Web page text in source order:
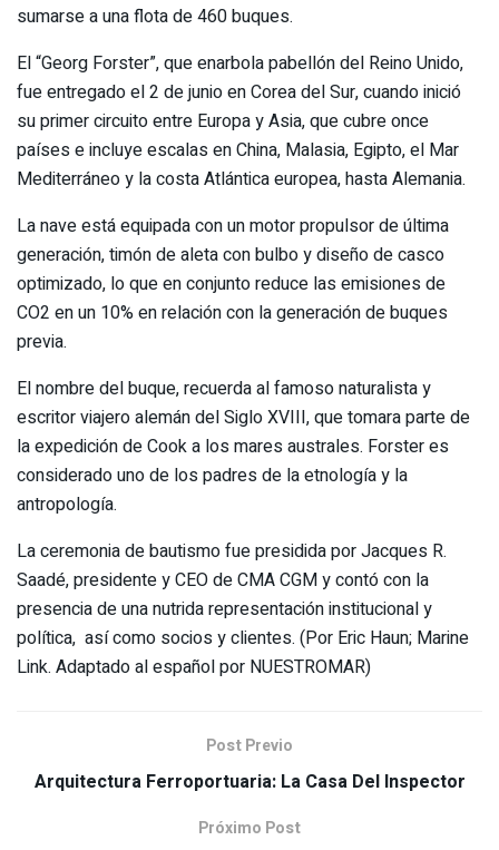
sumarse a unaflotade 460 buques.
El “Georg Forster”, que enarbola pabellón del Reino Unido,
fue entregado el 2 de junio en Corea del Sur, cuando inició
su primercircuitoentre Europa y Asia, que cubre once
países e incluye escalas en China, Malasia, Egipto, el Mar
Mediterráneo y la costa Atlántica europea, hasta Alemania.
La nave está equipada con un motor propulsor de última
generación, timón de aleta con bulbo y diseño de casco
optimizado, lo que en conjunto reduce las emisiones de
CO2 en un 10% en relación con la generación de buques
previa.
El nombre del buque, recuerda al famoso naturalista y
escritor viajero alemán del Siglo XVIII, que tomara parte de
la expedición de Cook a los mares australes. Forster es
considerado uno de los padres de la etnología y la
antropología.
La ceremonia de bautismo fue presidida por Jacques R.
Saadé, presidente y CEO de CMA CGM y contó con la
presencia de una nutrida representación institucional y
política, así como socios y clientes. (Por Eric Haun; Marine
Link. Adaptado al español por NUESTROMAR)
Post Previo
Arquitectura Ferroportuaria: La Casa Del Inspector
Próximo Post